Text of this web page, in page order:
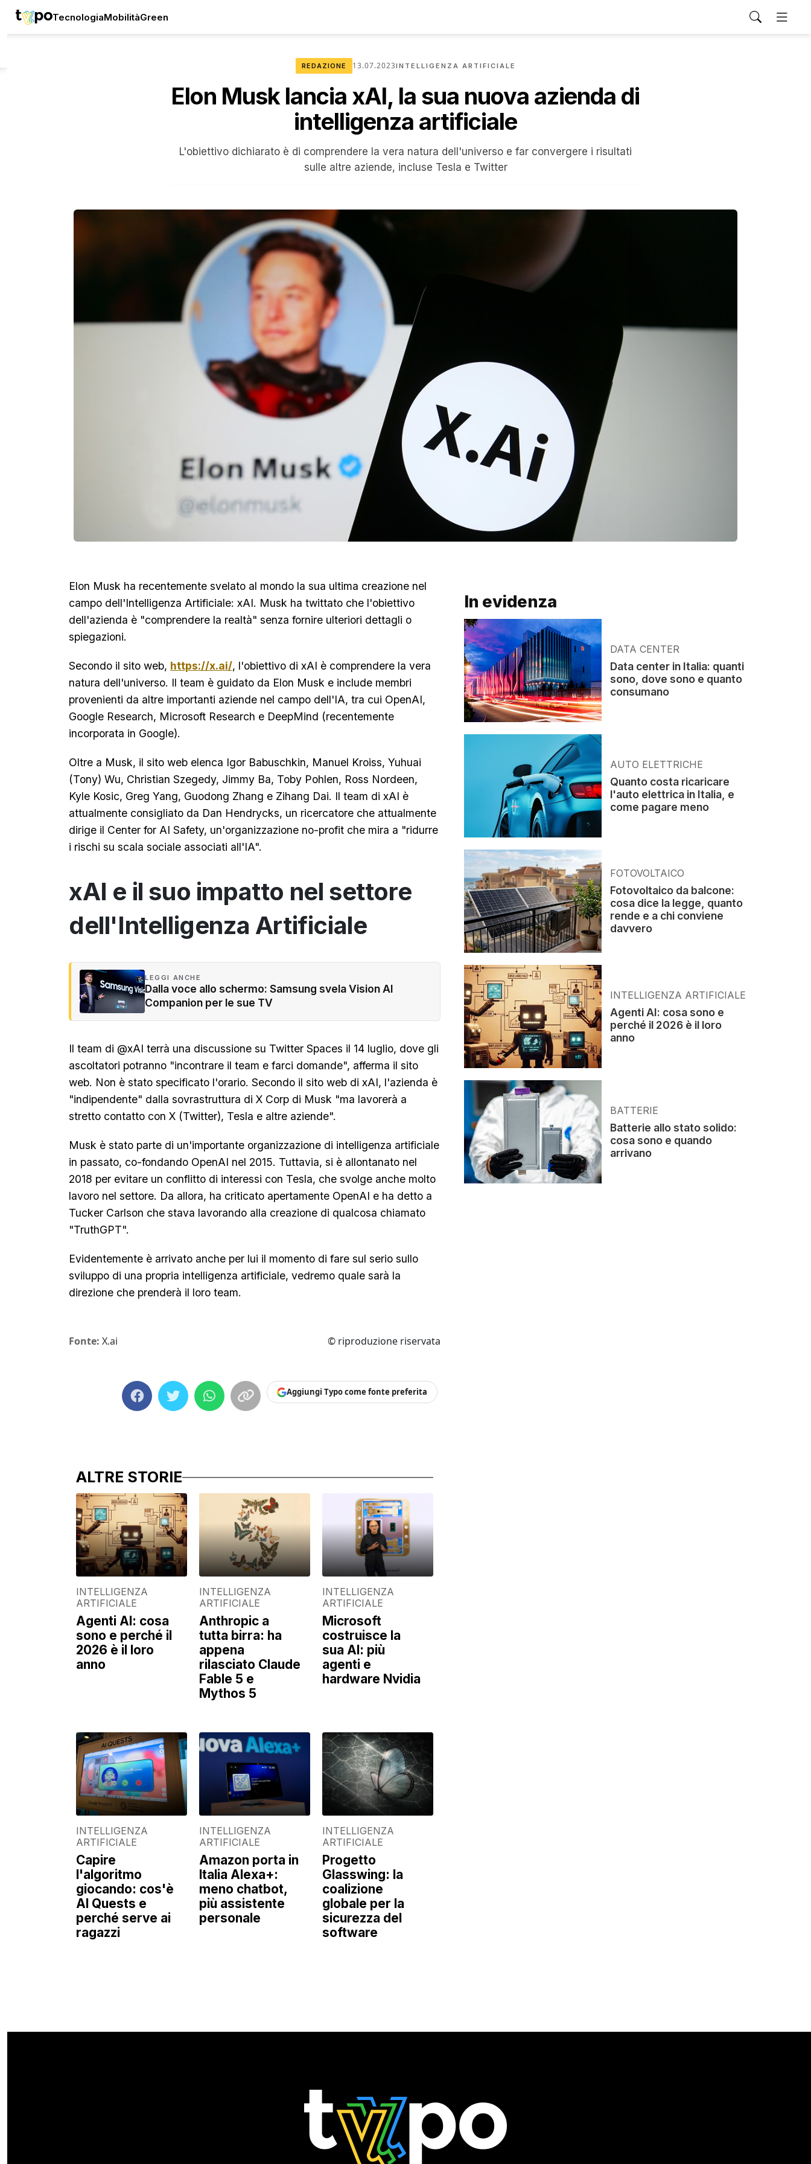
TecnologiaMobilitàGreen
REDAZIONE 13.07.2023INTELLIGENZA ARTIFICIALE
Elon Musk lancia xAI, la sua nuova azienda di
intelligenza artificiale
L'obiettivo dichiarato è di comprendere la vera natura dell'universo e far convergere i risultati
sulle altre aziende, incluse Tesla e Twitter
Elon Musk ha recentemente svelato al mondo la sua ultima creazione nel
campo dell'Intelligenza Artificiale: xAI. Musk ha twittato che l'obiettivo
dell'azienda è "comprendere la realtà" senza fornire ulteriori dettagli o
spiegazioni.
Secondo il sito web, https://x.ai/, l'obiettivo di xAI è comprendere la vera
natura dell'universo. Il team è guidato da Elon Musk e include membri
provenienti da altre importanti aziende nel campo dell'IA, tra cui OpenAI,
Google Research, Microsoft Research e DeepMind (recentemente
incorporata in Google).
Oltre a Musk, il sito web elenca Igor Babuschkin, Manuel Kroiss, Yuhuai
(Tony) Wu, Christian Szegedy, Jimmy Ba, Toby Pohlen, Ross Nordeen,
Kyle Kosic, Greg Yang, Guodong Zhang e Zihang Dai. Il team di xAI è
attualmente consigliato da Dan Hendrycks, un ricercatore che attualmente
dirige il Center for AI Safety, un'organizzazione no-profit che mira a "ridurre
i rischi su scala sociale associati all'IA".
xAI e il suo impatto nel settore
dell'Intelligenza Artificiale
LEGGI ANCHE
Dalla voce allo schermo: Samsung svela Vision AI
Companion per le sue TV
Il team di @xAI terrà una discussione su Twitter Spaces il 14 luglio, dove gli
ascoltatori potranno "incontrare il team e farci domande", afferma il sito
web. Non è stato specificato l'orario. Secondo il sito web di xAI, l'azienda è
"indipendente" dalla sovrastruttura di X Corp di Musk "ma lavorerà a
stretto contatto con X (Twitter), Tesla e altre aziende".
Musk è stato parte di un'importante organizzazione di intelligenza artificiale
in passato, co-fondando OpenAI nel 2015. Tuttavia, si è allontanato nel
2018 per evitare un conflitto di interessi con Tesla, che svolge anche molto
lavoro nel settore. Da allora, ha criticato apertamente OpenAI e ha detto a
Tucker Carlson che stava lavorando alla creazione di qualcosa chiamato
"TruthGPT".
Evidentemente è arrivato anche per lui il momento di fare sul serio sullo
sviluppo di una propria intelligenza artificiale, vedremo quale sarà la
direzione che prenderà il loro team.
Fonte: X.ai © riproduzione riservata
Aggiungi Typo come fonte preferita
ALTRE STORIE
INTELLIGENZA
ARTIFICIALE
Agenti AI: cosa
sono e perché il
2026 è il loro
anno
INTELLIGENZA
ARTIFICIALE
Anthropic a
tutta birra: ha
appena
rilasciato Claude
Fable 5 e
Mythos 5
INTELLIGENZA
ARTIFICIALE
Microsoft
costruisce la
sua AI: più
agenti e
hardware Nvidia
INTELLIGENZA
ARTIFICIALE
Capire
l'algoritmo
giocando: cos'è
AI Quests e
perché serve ai
ragazzi
INTELLIGENZA
ARTIFICIALE
Amazon porta in
Italia Alexa+:
meno chatbot,
più assistente
personale
INTELLIGENZA
ARTIFICIALE
Progetto
Glasswing: la
coalizione
globale per la
sicurezza del
software
In evidenza
DATA CENTER
Data center in Italia: quanti
sono, dove sono e quanto
consumano
AUTO ELETTRICHE
Quanto costa ricaricare
l'auto elettrica in Italia, e
come pagare meno
FOTOVOLTAICO
Fotovoltaico da balcone:
cosa dice la legge, quanto
rende e a chi conviene
davvero
INTELLIGENZA ARTIFICIALE
Agenti AI: cosa sono e
perché il 2026 è il loro
anno
BATTERIE
Batterie allo stato solido:
cosa sono e quando
arrivano